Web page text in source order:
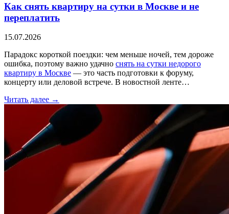
Как снять квартиру на сутки в Москве и не
переплатить
15.07.2026
Парадокс короткой поездки: чем меньше ночей, тем дороже
ошибка, поэтому важно удачно снять на сутки недорого
квартиру в Москве — это часть подготовки к форуму,
концерту или деловой встрече. В новостной ленте…
Читать далее →